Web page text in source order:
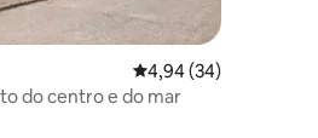
4,94 de uma
4,94 (34)
do centro e do mar